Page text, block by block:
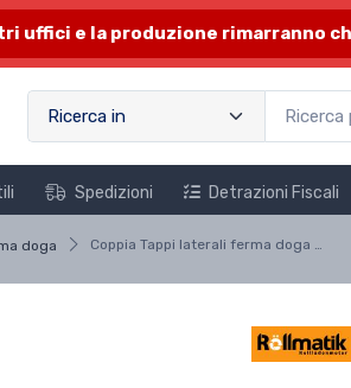
uffici e la produzione rimarranno
Spedizioni Detrazioni Fiscali
doga